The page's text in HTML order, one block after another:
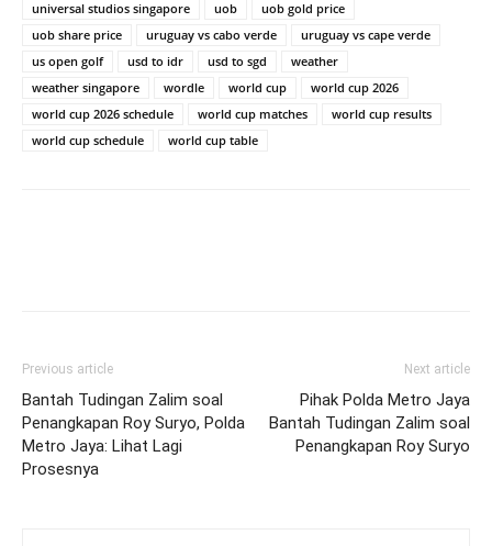
universal studios singapore uob
uob gold price
uob share price
uruguay vs cabo verde
uruguay vs cape verde
us open golf
usd to idr usd to sgd
weather
weather singapore
wordle world cup
world cup 2026
world cup 2026 schedule
world cup matches
world cup results
world cup schedule
world cup table
Previous article
Bantah Tudingan Zalim soal
Penangkapan Roy Suryo, Polda
Metro Jaya: Lihat Lagi
Prosesnya
Next article
Pihak Polda Metro Jaya
Bantah Tudingan Zalim soal
Penangkapan Roy Suryo